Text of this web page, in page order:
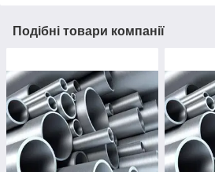
Подібні товари компанії